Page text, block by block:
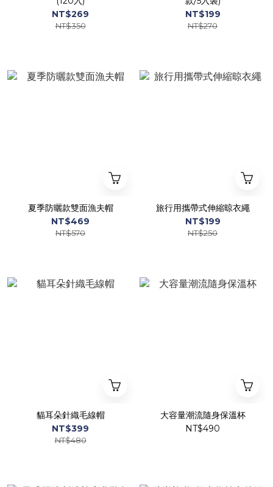
NT$269
NT$350
NT$199
NT$270
夏季防曬款雙面漁夫帽
NT$469
NT$570
旅行用攜帶式伸縮晾衣繩
NT$199
NT$250
貓耳朵針織毛線帽
NT$399
NT$480
大容量潮流隨身保溫杯
NT$490